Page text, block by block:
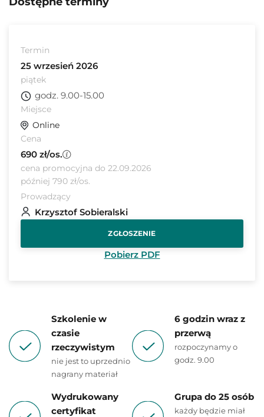
Termin
25 wrzesień 2026
piątek
godz. 9.00-15.00
Miejsce
Online
Cena
690 zł/os.
cena promocyjna do 22.09.2026
później 790 zł/os.
Prowadzący
Krzysztof Sobieralski
ZGŁOSZENIE
Pobierz PDF
Szkolenie w
czasie
rzeczywistym
nie jest to uprzednio
nagrany materiał
6 godzin wraz z
przerwą
rozpoczynamy o
godz. 9.00
Wydrukowany
certyfikat
Grupa do 25 osób
każdy będzie miał